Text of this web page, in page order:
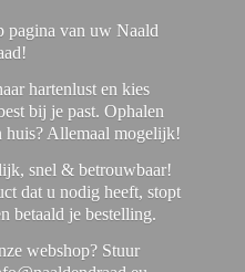
pagina van uw Naald
hartenlust en kies
bij je past. Ophalen
Allemaal mogelijk!
snel & betrouwbaar!
dat u nodig heeft, stopt
betaald je bestelling.
webshop? Stuur